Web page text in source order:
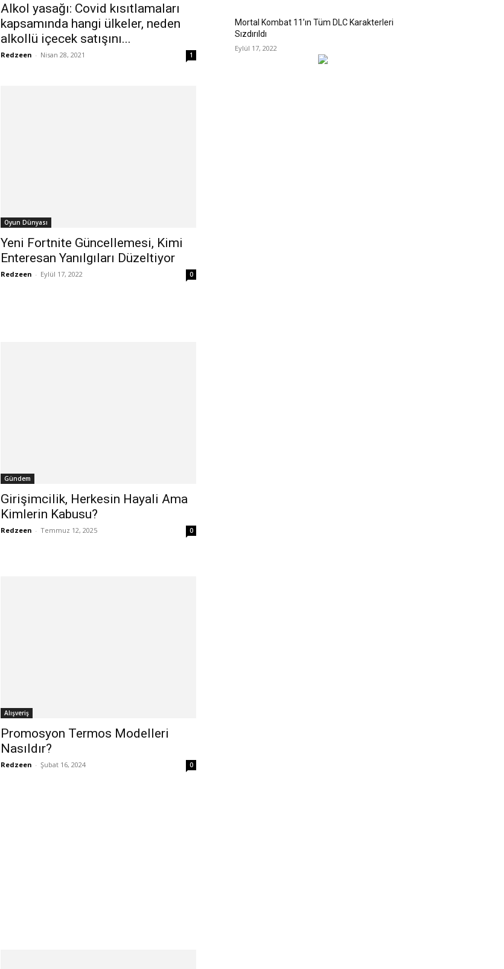
Alkol yasağı: Covid kısıtlamaları
kapsamında hangi ülkeler, neden
alkollü içecek satışını...
Redzeen - Nisan 28, 2021 1
Oyun Dünyası
Yeni Fortnite Güncellemesi, Kimi
Enteresan Yanılgıları Düzeltiyor
Redzeen - Eylül 17, 2022 0
Gündem
Girişimcilik, Herkesin Hayali Ama
Kimlerin Kabusu?
Redzeen - Temmuz 12, 2025 0
Alışveriş
Promosyon Termos Modelleri
Nasıldır?
Redzeen - Şubat 16, 2024 0
Mortal Kombat 11’ın Tüm DLC Karakterleri
Sızdırıldı
Eylül 17, 2022